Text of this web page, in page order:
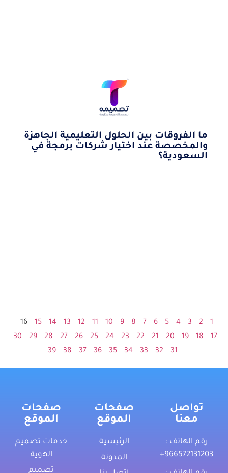
ما الفروقات بين الحلول التعليمية الجاهزة
والمخصصة عند اختيار شركات برمجة في
السعودية؟
1
2
3
4
5
6
7
8
9
10
11
12
13
14
15
16
17
18
19
20
21
22
23
24
25
26
27
28
29
30
31
32
33
34
35
36
37
38
39
تواصل
معنا
رقم الهاتف :
‎+966572131203
صفحات
الموقع
الرئيسية
المدونة
صفحات
الموقع
خدمات تصميم
الهوية
تصميم